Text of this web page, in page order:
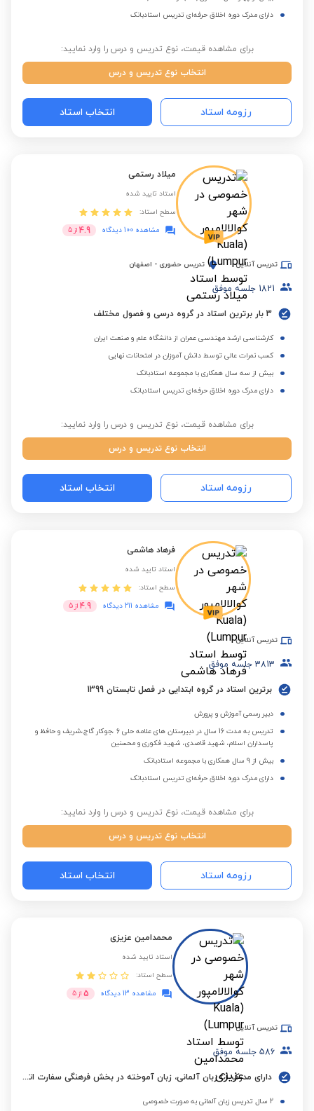
دارای مدرک دوره اخلاق حرفه‌ای تدریس استادبانک
برای مشاهده قیمت، نوع تدریس و درس را وارد نمایید:
انتخاب نوع تدریس و درس
رزومه استاد انتخاب استاد
میلاد رستمی
استاد تایید شده
سطح استاد:
مشاهده 100 دیدگاه
4.9 از 5
تدریس آنلاین تدریس حضوری - اصفهان
1821 جلسه موفق
3 بار برترین استاد در گروه درسی و فصول مختلف
کارشناسی ارشد مهندسی عمران از دانشگاه علم و صنعت ایران
کسب نمرات عالی توسط دانش آموزان در امتحانات نهایی
بیش از سه سال همکاری با مجموعه استادبانک
دارای مدرک دوره اخلاق حرفه‌ای تدریس استادبانک
برای مشاهده قیمت، نوع تدریس و درس را وارد نمایید:
انتخاب نوع تدریس و درس
رزومه استاد انتخاب استاد
فرهاد هاشمی
استاد تایید شده
سطح استاد:
مشاهده 211 دیدگاه
4.9 از 5
تدریس آنلاین
3813 جلسه موفق
برترین استاد در گروه ابتدایی در فصل تابستان 1399
دبیر رسمی آموزش و پرورش
تدریس به مدت 16 سال در دبیرستان های علامه حلی 6 ،جوکار گاج،شریف و حافظ و
پاسداران اسلام، شهید قاصدی، شهید فکوری و محسنین
بیش از 9 سال همکاری با مجموعه استادبانک
دارای مدرک دوره اخلاق حرفه‌ای تدریس استادبانک
برای مشاهده قیمت، نوع تدریس و درس را وارد نمایید:
انتخاب نوع تدریس و درس
رزومه استاد انتخاب استاد
محمدامین عزیزی
استاد تایید شده
سطح استاد:
مشاهده 13 دیدگاه
5 از 5
تدریس آنلاین
586 جلسه موفق
دارای مدرک C1 زبان آلمانی، زبان آموخته در بخش فرهنگی سفارت اتریش (ÖKF) با نمرات ترمیک ممتاز
2 سال تدریس زبان آلمانی به صورت خصوصی